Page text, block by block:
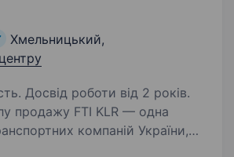
Хмельницький,
Досвід роботи від 2 років.
продажу FTI KLR — одна
компаній України,